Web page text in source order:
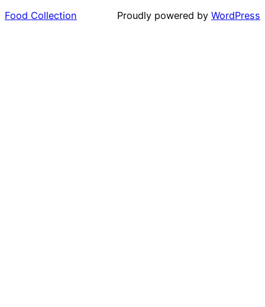
Food Collection Proudly powered by WordPress